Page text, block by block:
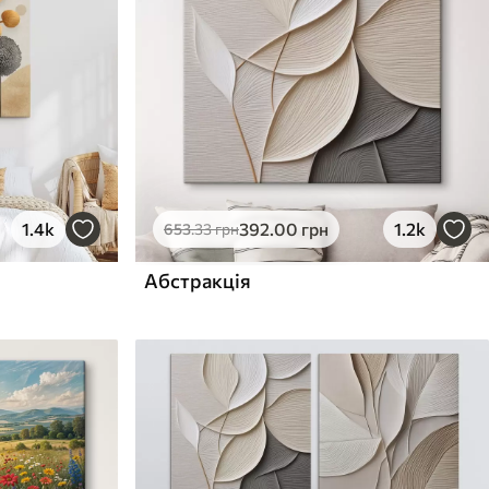
1.4k 653.33грн392.00 грн 1.2k
Абстракція